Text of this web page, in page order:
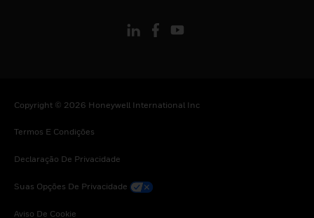
Copyright © 2026 Honeywell International Inc
Termos E Condições
Declaração De Privacidade
Suas Opções De Privacidade
Aviso De Cookie